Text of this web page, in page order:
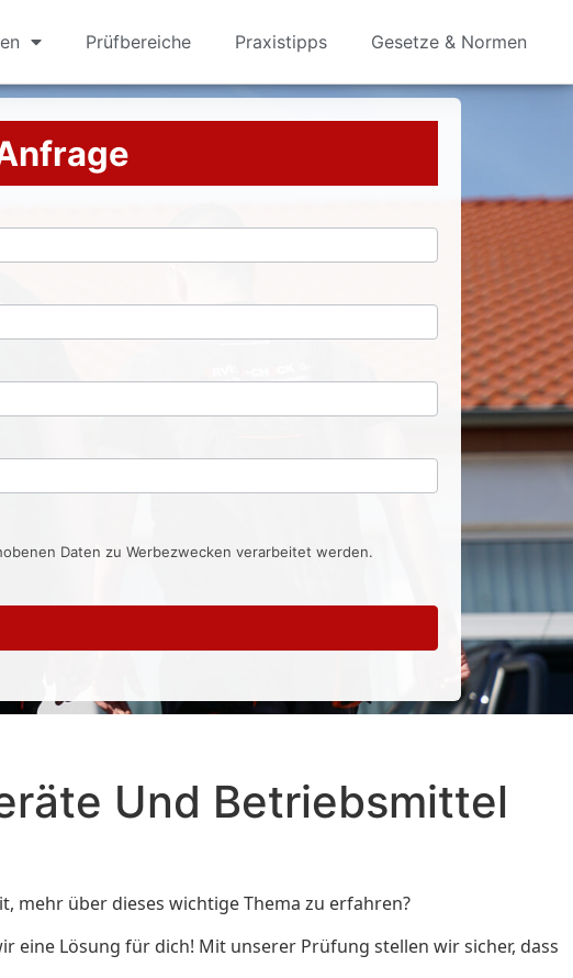
Prüfbereiche Praxistipps Gesetze & Normen
Daten zu Werbezwecken verarbeitet werden.
Und Betriebsmittel
mehr über dieses wichtige Thema zu erfahren?
eine Lösung für dich! Mit unserer Prüfung stellen wir sicher, dass